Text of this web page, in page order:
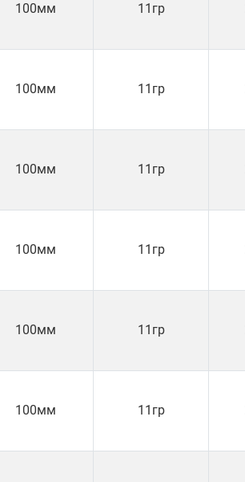
100мм 11гр
100мм 11гр
100мм 11гр
100мм 11гр
100мм 11гр
100мм 11гр